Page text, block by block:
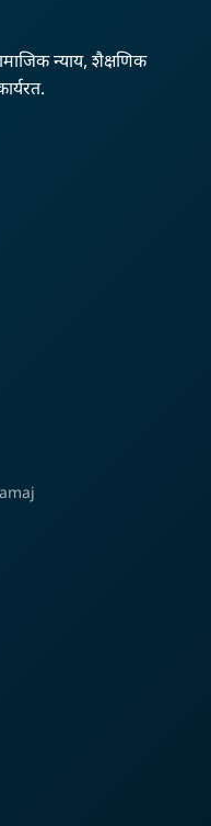
न्याय, शैक्षणिक